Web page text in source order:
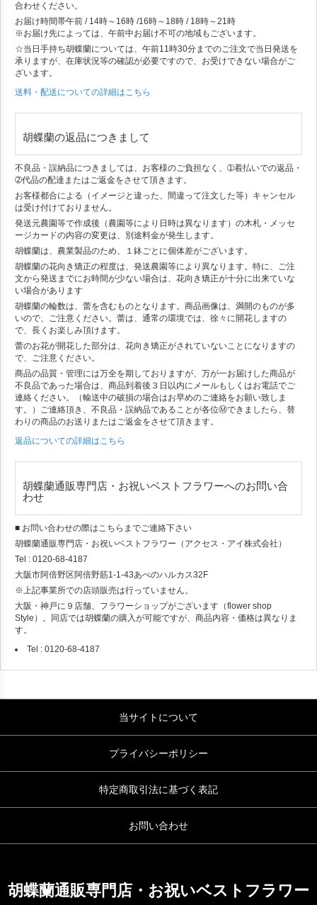
合わせください。
お届け時間帯午前 / 14時～16時 /16時～18時 / 18時～21時
※お届け先によっては、午前中お届け不可の地域もございます。
☆当日手持ち胡蝶蘭については、午前11時30分までのご注文で当日発送を
承りますが、在庫状況等の確認が必要ですので、お受けできない場合がご
ざいます。
送料・配送についての詳細はこちら
胡蝶蘭の返品につきまして
不良品・誤納品につきましては、お客様のご負担なく、➀着払いでの返品・
➁代品の配達またはご返金をさせて頂きます。
お客様都合による（イメージと違った、間違って注文した等）キャンセル
は受け付けておりません。
発送元農園等で作成後（農園等により日時は異なります）の木札・メッセ
ージカードの内容の変更は、別途料金が発生します。
胡蝶蘭は、農業製品のため、１鉢ごとに個体差がございます。
胡蝶蘭の花向き矯正の程度は、発送農園等により異なります。特に、ご注
文から発送までにお時間が少ない場合は、花向き矯正が十分に出来ていな
い場合があります
胡蝶蘭の輪数は、蕾を含むものとなります。商品画像は、満開のものが多
いので、ご注意ください。蕾は、通常の環境では、徐々に開花しますの
で、長くお楽しみ頂けます。
蕾のお花が開花した部分は、花向き矯正がされていないことになりますの
で、ご注意ください。
商品の品質・管理には万全を期しておりますが、万が一お届けした商品が
不良品であった場合は、商品到着後３日以内にメールもしくはお電話でご
連絡ください。（輸送中の破損の場合はお早めのご連絡をお願い致しま
す。）ご連絡頂き、不良品・誤納品であることが各位Ⓜできましたら、替
わりの商品のお送りまたはご返金をさせて頂きます。
返品についての詳細はこちら
胡蝶蘭通販専門店・お祝いベストフラワーへのお問い合
わせ
■ お問い合わせの際はこちらまでご連絡下さい
胡蝶蘭通販専門店・お祝いベストフラワー（アクセス・アイ株式会社）
Tel : 0120-68-4187
大阪市阿倍野区阿倍野筋1-1-43あべのハルカス32F
※上記事業所での店頭販売は行っていません。
大阪・神戸に９店舗、フラワーショップがございます（flower shop
Style）。同店では胡蝶蘭の購入が可能ですが、商品内容・価格は異なりま
す。
Tel : 0120-68-4187
当サイトについて
プライバシーポリシー
特定商取引法に基づく表記
お問い合わせ
胡蝶蘭通販専門店・お祝いベストフラワー